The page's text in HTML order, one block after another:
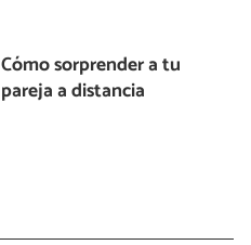
Cómo sorprender a tu
pareja a distancia